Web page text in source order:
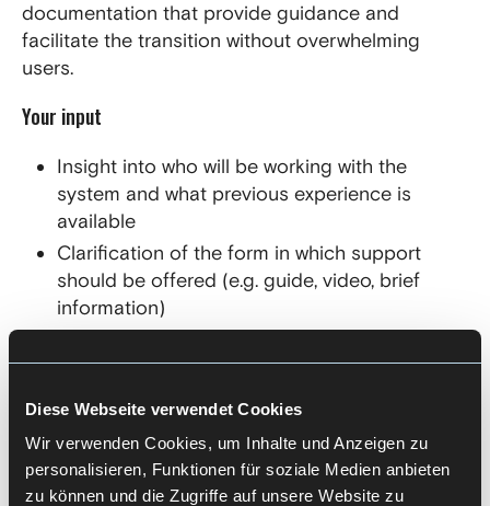
Diese Webseite verwendet Cookies
Wir verwenden Cookies, um Inhalte und Anzeigen zu
personalisieren, Funktionen für soziale Medien anbieten
zu können und die Zugriffe auf unsere Website zu
documentation that provide guidance and
facilitate the transition without overwhelming
users.
Your input
Insight into who will be working with the
system and what previous experience is
available
Clarification of the form in which support
should be offered (e.g. guide, video, brief
information)
Our result
Training material or documentation that
reduces barriers to use
Clearly structured content that makes it easier